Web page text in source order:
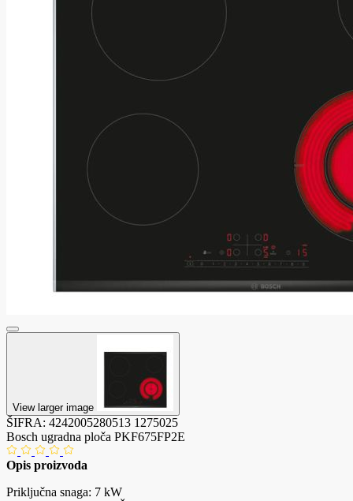
View larger image
ŠIFRA: 4242005280513 1275025
Bosch ugradna ploča PKF675FP2E
Opis proizvoda
Priključna snaga: 7 kW